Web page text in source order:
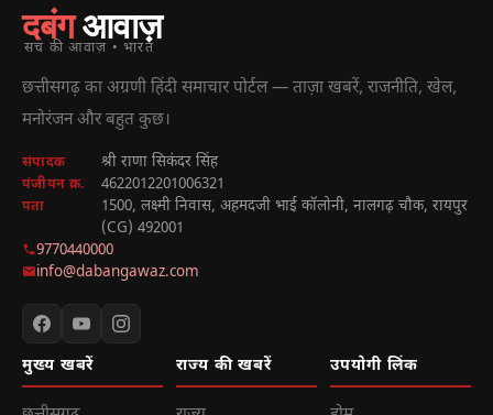
दबंगआवाज़
सच की आवाज़ • भारत
छत्तीसगढ़ का अग्रणी हिंदी समाचार पोर्टल — ताज़ा खबरें, राजनीति, खेल,
मनोरंजन और बहुत कुछ।
संपादक श्री राणा सिकंदर सिंह
पंजीयन क्र. 4622012201006321
पता
1500, लक्ष्मी निवास, अहमदजी भाई कॉलोनी, नालगढ़ चौक, रायपुर
(CG) 492001
9770440000
info@dabangawaz.com
मुख्य खबरें राज्य की खबरें उपयोगी लिंक